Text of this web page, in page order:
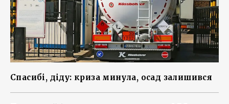
Спасибі, діду: криза минула, осад залишився